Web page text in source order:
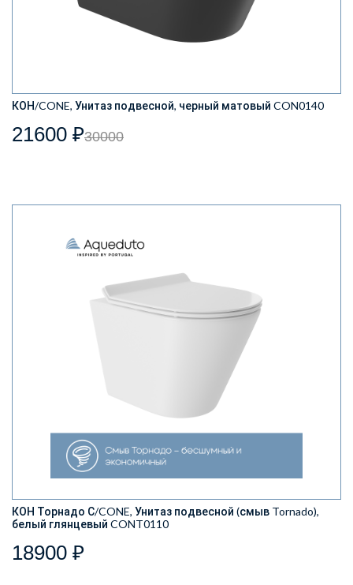
КОН/CONE, Унитаз подвесной, черный матовый CON0140
21600 ₽30000
КОН Торнадо С/CONE, Унитаз подвесной (смыв Tornado),
белый глянцевый CONT0110
18900 ₽